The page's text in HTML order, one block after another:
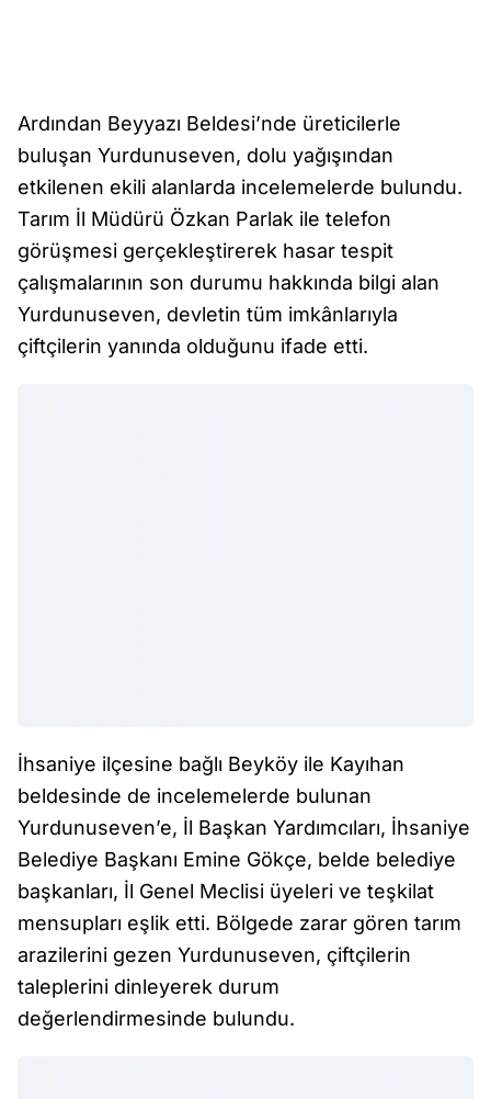
Ardından Beyyazı Beldesi’nde üreticilerle
buluşan Yurdunuseven, dolu yağışından
etkilenen ekili alanlarda incelemelerde bulundu.
Tarım İl Müdürü Özkan Parlak ile telefon
görüşmesi gerçekleştirerek hasar tespit
çalışmalarının son durumu hakkında bilgi alan
Yurdunuseven, devletin tüm imkânlarıyla
çiftçilerin yanında olduğunu ifade etti.
İhsaniye ilçesine bağlı Beyköy ile Kayıhan
beldesinde de incelemelerde bulunan
Yurdunuseven’e, İl Başkan Yardımcıları, İhsaniye
Belediye Başkanı Emine Gökçe, belde belediye
başkanları, İl Genel Meclisi üyeleri ve teşkilat
mensupları eşlik etti. Bölgede zarar gören tarım
arazilerini gezen Yurdunuseven, çiftçilerin
taleplerini dinleyerek durum
değerlendirmesinde bulundu.